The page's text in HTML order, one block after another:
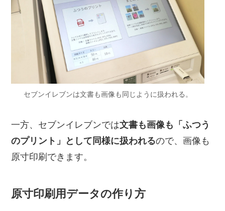
セブンイレブンは文書も画像も同じように扱われる。
一方、セブンイレブンでは文書も画像も「ふつう
のプリント」として同様に扱われるので、画像も
原寸印刷できます。
原寸印刷用データの作り方